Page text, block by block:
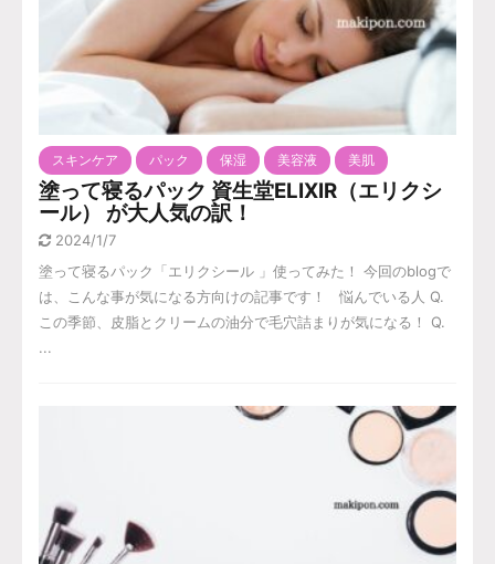
スキンケア パック 保湿 美容液 美肌
塗って寝るパック 資生堂ELIXIR（エリクシ
ール） が大人気の訳！
2024/1/7
塗って寝るパック「エリクシール 」使ってみた！ 今回のblogで
は、こんな事が気になる方向けの記事です！ 悩んでいる人 Q.
この季節、皮脂とクリームの油分で毛穴詰まりが気になる！ Q.
...